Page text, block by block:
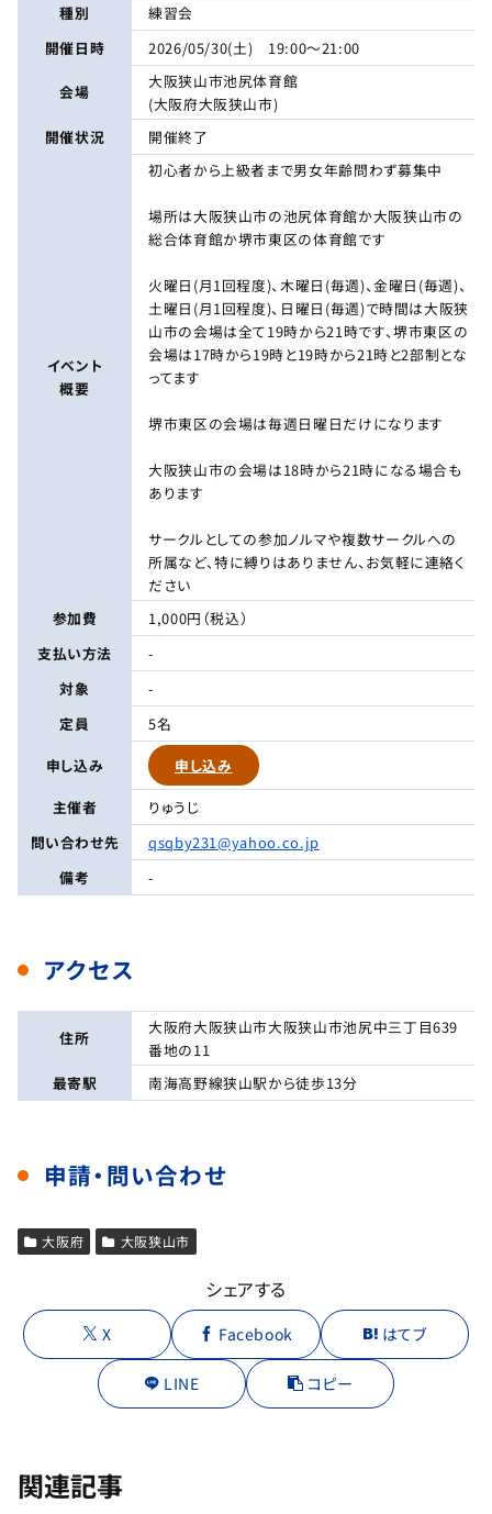
種別
練習会
開催日時
2026/05/30(土) 19:00～21:00
会場
大阪狭山市池尻体育館
(大阪府大阪狭山市)
開催状況
開催終了
イベント
概要
初心者から上級者まで男女年齢問わず募集中
場所は大阪狭山市の池尻体育館か大阪狭山市の
総合体育館か堺市東区の体育館です
火曜日(月1回程度)、木曜日(毎週)、金曜日(毎週)、
土曜日(月1回程度)、日曜日(毎週)で時間は大阪狭
山市の会場は全て19時から21時です、堺市東区の
会場は17時から19時と19時から21時と2部制とな
ってます
堺市東区の会場は毎週日曜日だけになります
大阪狭山市の会場は18時から21時になる場合も
あります
サークルとしての参加ノルマや複数サークルへの
所属など、特に縛りはありません、お気軽に連絡く
ださい
参加費
1,000円（税込）
支払い方法
-
対象
-
定員
5名
申し込み
申し込み
主催者
りゅうじ
問い合わせ先
qsqby231@yahoo.co.jp
備考
-
アクセス
住所
大阪府大阪狭山市大阪狭山市池尻中三丁目639
番地の11
最寄駅
南海高野線狭山駅から徒歩13分
申請・問い合わせ
大阪府 大阪狭山市
シェアする
X Facebook はてブ
LINE コピー
関連記事